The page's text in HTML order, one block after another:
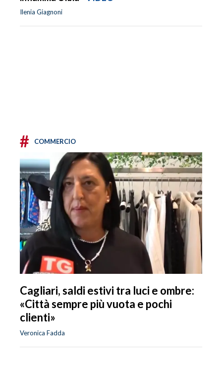
Ilenia Giagnoni
# COMMERCIO
Cagliari, saldi estivi tra luci e ombre:
«Città sempre più vuota e pochi
clienti»
Veronica Fadda